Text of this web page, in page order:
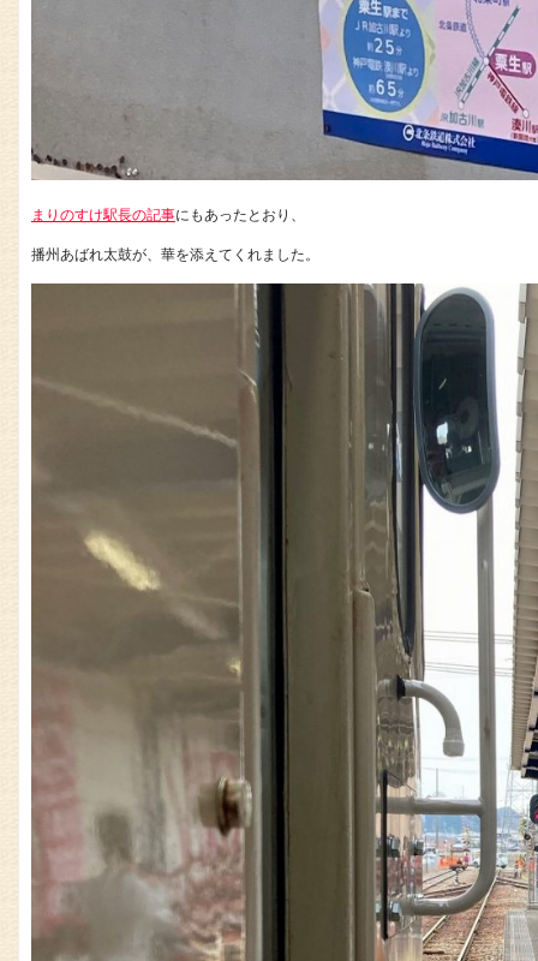
まりのすけ駅長の記事にもあったとおり、
播州あばれ太鼓が、華を添えてくれました。